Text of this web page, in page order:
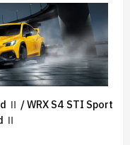
Ⅱ / WRX S4 STI Sport
Ⅱ